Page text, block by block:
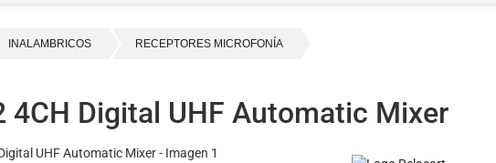
INALAMBRICOS RECEPTORES MICROFONÍA
4CH Digital UHF Automatic Mixer